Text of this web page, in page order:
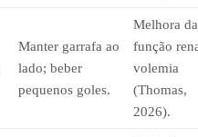
Manter garrafa ao
lado; beber
pequenos goles.
Melhora da
função
volemia
(Thomas,
2026).